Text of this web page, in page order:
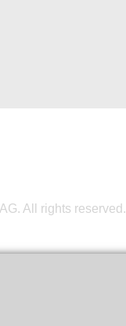
All rights reserved.